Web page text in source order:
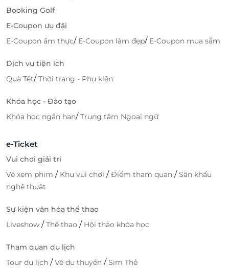
Booking Golf
E-Coupon ưu đãi
E-Coupon ẩm thực/ E-Coupon làm đẹp/ E-Coupon mua sắm
Dịch vụ tiện ích
Quà Tết/Thời trang - Phụ kiện
Khóa học - Đào tạo
Khóa học ngắn hạn/Trung tâm Ngoại ngữ
e-Ticket
Vui chơi giải trí
Vé xem phim / Khu vui chơi /Điểm tham quan /Sân khấu
nghệ thuật
Sự kiện văn hóa thể thao
Liveshow /Thể thao / Hội thảo khóa học
Tham quan du lịch
Tour du lịch /Vé du thuyền /Sim Thẻ